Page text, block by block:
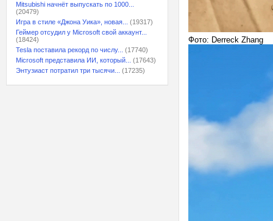
Mitsubishi начнёт выпускать по 1000...
(20479)
Игра в стиле «Джона Уика», новая...
(19317)
Геймер отсудил у Microsoft свой аккаунт...
(18424)
Tesla поставила рекорд по числу...
(17740)
Microsoft представила ИИ, который...
(17643)
Энтузиаст потратил три тысячи...
(17235)
Фото: Derreck Zhang